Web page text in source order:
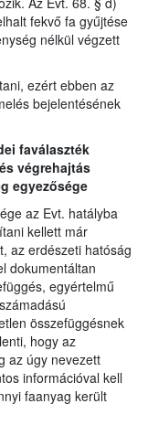
fekvő fa gyűjtése
nélkül végzett
ezért ebben az
bejelentésének
faválaszték
végrehajtás
egyezősége
az Evt. hatályba
kellett már
az erdészeti hatóság
dokumentáltan
egyértelmű
összefüggésnek
hogy az
az úgy nevezett
információval kell
faanyag került